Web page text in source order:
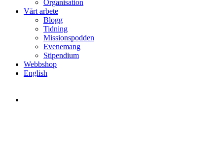
Organisation
Vårt arbete
Blogg
Tidning
Missionspodden
Evenemang
Stipendium
Webbshop
English